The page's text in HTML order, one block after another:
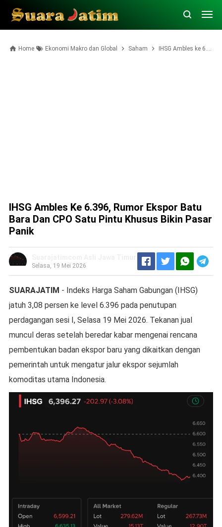
Home Ekonomi Makro dan Global Saham IHSG Ambles ke 6.396, Rumor Ekspor Batu Bara dan CPO Satu Pintu Khusus Bikin Pasar Panik
IHSG Ambles Ke 6.396, Rumor Ekspor Batu
Bara Dan CPO Satu Pintu Khusus Bikin Pasar
Panik
Selasa, 19 Mei 2026
SUARAJATIM - Indeks Harga Saham Gabungan (IHSG)
jatuh 3,08 persen ke level 6.396 pada penutupan
perdagangan sesi I, Selasa 19 Mei 2026. Tekanan jual
muncul deras setelah beredar kabar mengenai rencana
pembentukan badan ekspor baru yang dikaitkan dengan
pemerintah untuk mengatur jalur ekspor sejumlah
komoditas utama Indonesia.